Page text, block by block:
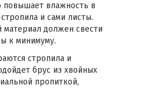
повышает влажность в
и сами листы.
материал должен свести
к минимуму.
стропила и
брус из хвойных
пропиткой,